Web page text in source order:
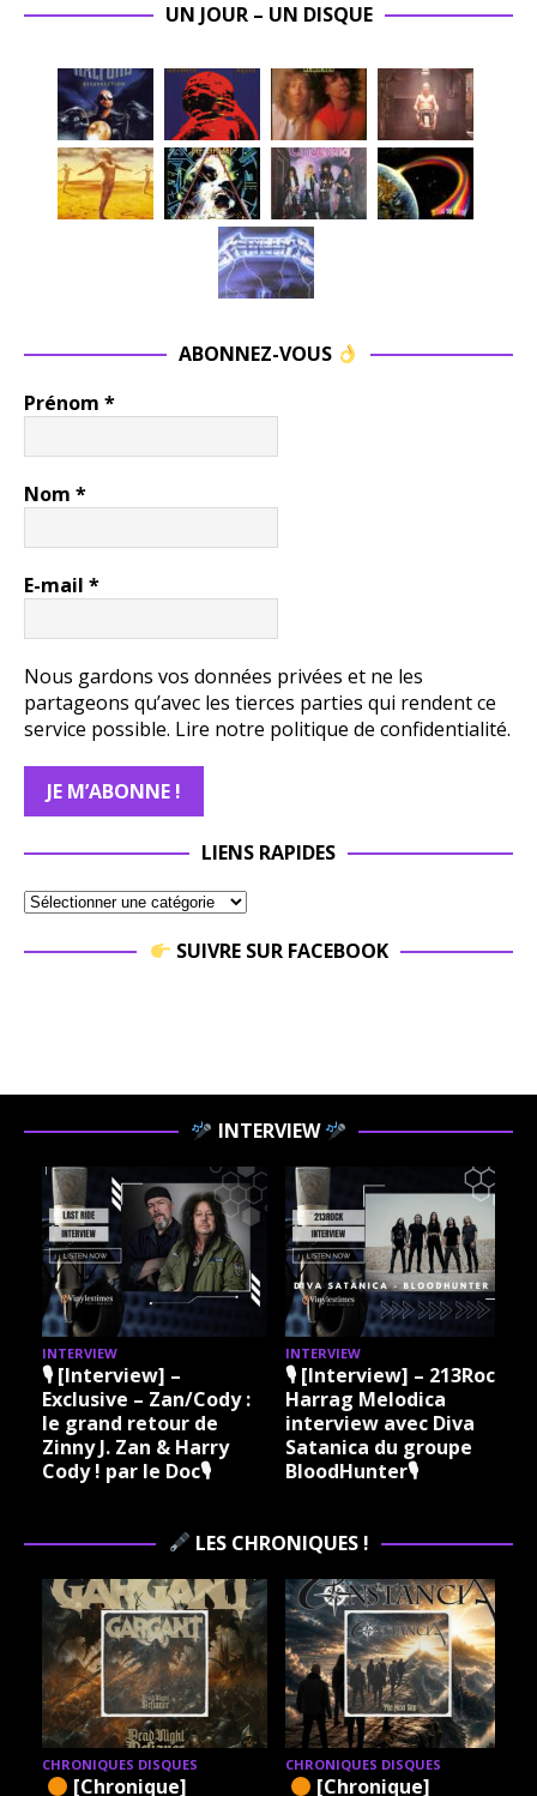
UN JOUR – UN DISQUE
ABONNEZ-VOUS
Prénom *
Nom *
E-mail *
Nous gardons vos données privées et ne les
partageons qu’avec les tierces parties qui rendent ce
service possible. Lire notre politique de confidentialité.
LIENS RAPIDES
SUIVRE SUR FACEBOOK
INTERVIEW
INTERVIEW
🎙 [Interview] –
Exclusive – Zan/Cody :
le grand retour de
Zinny J. Zan & Harry
Cody ! par le Doc🎙
INTERVIEW
🎙 [Interview] – 213Rock
Harrag Melodica
interview avec Diva
Satanica du groupe
BloodHunter🎙
LES CHRONIQUES !
CHRONIQUES DISQUES
[Chronique]
CHRONIQUES DISQUES
[Chronique]